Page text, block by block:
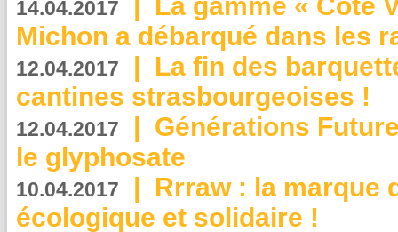
14.04.2017
Michon a débarqué dans les
12.04.2017 | La fin des
cantines strasbourgeoises !
12.04.2017 | Générations
le glyphosate
10.04.2017 | Rrraw : la marque
écologique et solidaire !